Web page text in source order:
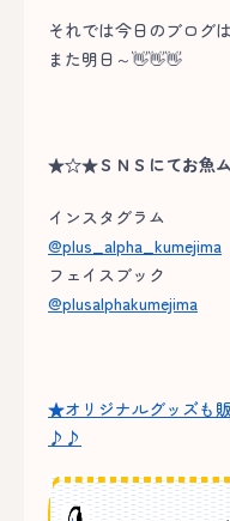
それでは今日のブログ
また明日～👋👋👋
★☆★ＳＮＳにてお魚
インスタグラム
@plus_alpha_kumejima
フェイスブック
@plusalphakumejima
★オリジナルグッズも
♪♪